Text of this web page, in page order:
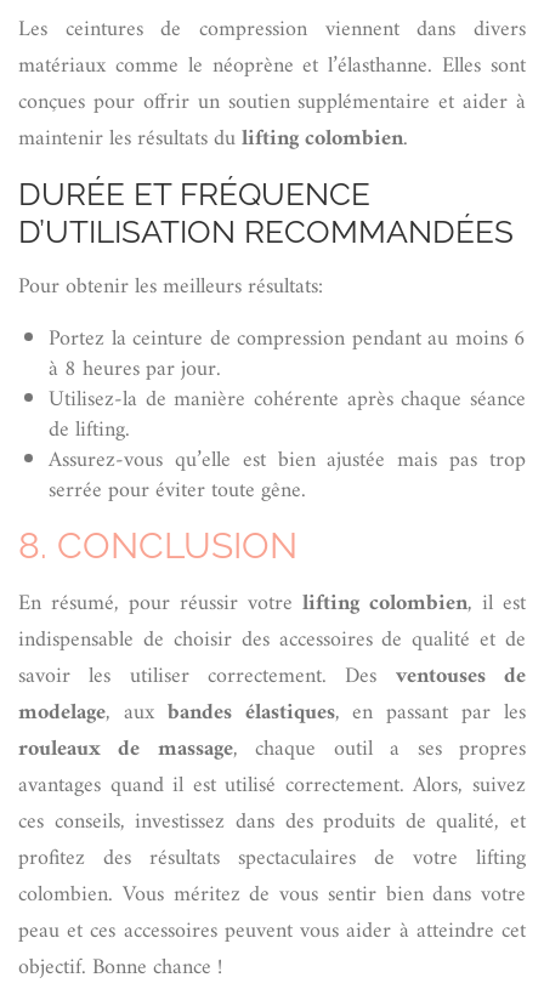
Les ceintures de compression viennent dans divers
matériaux comme le néoprène et l’élasthanne. Elles sont
conçues pour offrir un soutien supplémentaire et aider à
maintenir les résultats dulifting colombien.
DURÉE ET FRÉQUENCE
D’UTILISATION RECOMMANDÉES
Pour obtenir les meilleurs résultats:
Portez la ceinture de compression pendant au moins 6
à 8 heures par jour.
Utilisez-la de manière cohérente après chaque séance
de lifting.
Assurez-vous qu’elle est bien ajustée mais pas trop
serrée pour éviter toute gêne.
8. CONCLUSION
En résumé, pour réussir votre lifting colombien, il est
indispensable de choisir des accessoires de qualité et de
savoir les utiliser correctement. Des ventouses de
modelage, aux bandes élastiques, en passant par les
rouleaux de massage, chaque outil a ses propres
avantages quand il est utilisé correctement. Alors, suivez
ces conseils, investissez dans des produits de qualité, et
profitez des résultats spectaculaires de votre lifting
colombien. Vous méritez de vous sentir bien dans votre
peau et ces accessoires peuvent vous aider à atteindre cet
objectif. Bonne chance !